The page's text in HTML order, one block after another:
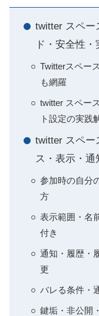
twitter スペー
ド・安全性
Twitterスペー
も網羅
twitter スペー
ト設定の実践
twitter スペー
ス・表示・
参加時の自分
方
表示範囲・名
付き
通知・履歴・
更
バレる条件・
鍵垢・非公開